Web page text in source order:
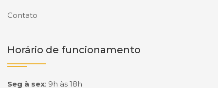
Contato
Horário de funcionamento
Seg à sex: 9h às 18h